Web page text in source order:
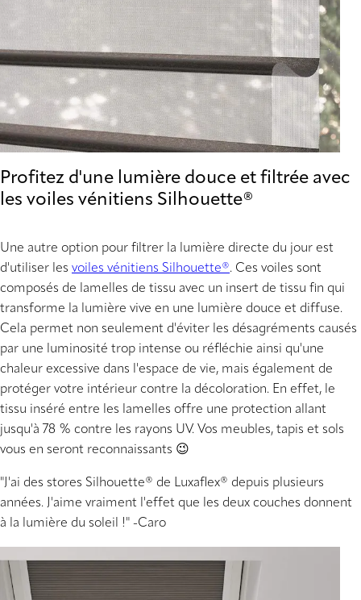
Profitez d'une lumière douce et filtrée avec
les voiles vénitiens Silhouette®
Une autre option pour filtrer la lumière directe du jour est
d'utiliser les voiles vénitiens Silhouette®. Ces voiles sont
composés de lamelles de tissu avec un insert de tissu fin qui
transforme la lumière vive en une lumière douce et diffuse.
Cela permet non seulement d'éviter les désagréments causés
par une luminosité trop intense ou réfléchie ainsi qu'une
chaleur excessive dans l'espace de vie, mais également de
protéger votre intérieur contre la décoloration. En effet, le
tissu inséré entre les lamelles offre une protection allant
jusqu'à 78 % contre les rayons UV. Vos meubles, tapis et sols
vous en seront reconnaissants 😉
"J'ai des stores Silhouette® de Luxaflex® depuis plusieurs
années. J'aime vraiment l'effet que les deux couches donnent
à la lumière du soleil !" -Caro